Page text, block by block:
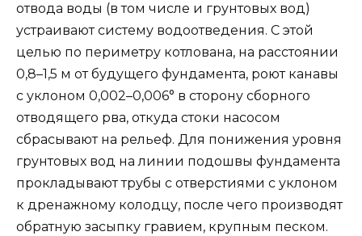
отвода воды (в том числе и грунтовых вод)
устраивают систему водоотведения. С этой
целью по периметру котлована, на расстоянии
0,8–1,5 м от будущего фундамента, роют канавы
с уклоном 0,002–0,006° в сторону сборного
отводящего рва, откуда стоки насосом
сбрасывают на рельеф. Для понижения уровня
грунтовых вод на линии подошвы фундамента
прокладывают трубы с отверстиями с уклоном
к дренажному колодцу, после чего производят
обратную засыпку гравием, крупным песком.